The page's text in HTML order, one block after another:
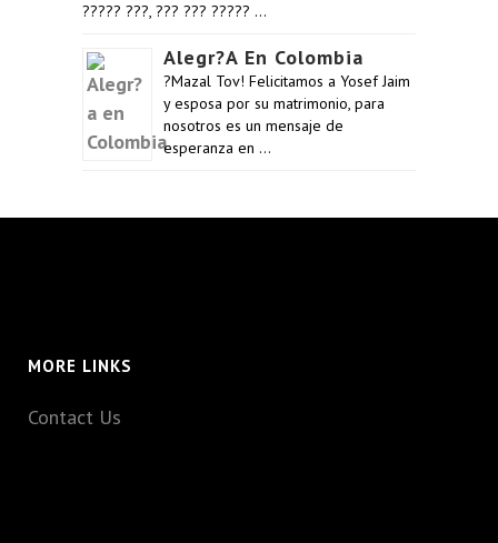
????? ???, ??? ??? ????? …
Alegr?a En Colombia
?Mazal Tov! Felicitamos a Yosef Jaim
y esposa por su matrimonio, para
nosotros es un mensaje de
esperanza en …
MORE LINKS
Contact Us